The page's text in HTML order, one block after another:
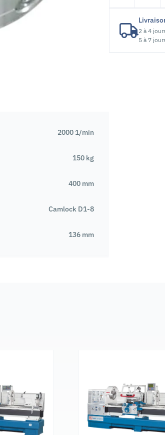
2000 1/min
150 kg
400 mm
Camlock D1-8
136 mm
2 à 4
5 à 7